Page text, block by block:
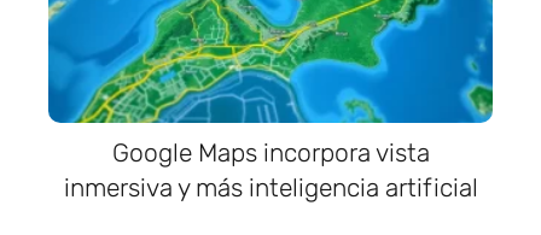
Google Maps incorpora vista
inmersiva y más inteligencia artificial